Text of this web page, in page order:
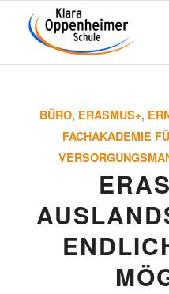
BÜRO, ERASMUS+,
FACHAKADEMIE